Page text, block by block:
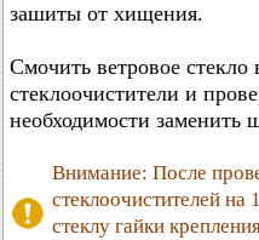
зашиты от хищения.
Смочить ветровое
стеклоочистители и
необходимости заменить
Внимание: После
стеклоочистителей
стеклу гайки